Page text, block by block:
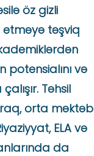
öz gizli
etməyə təşviq
potensialını və
Təhsil
orta məktəb
ELA və
da